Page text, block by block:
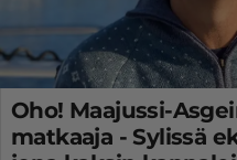
Oho! Maajussi-
matkaaja - Sylissä